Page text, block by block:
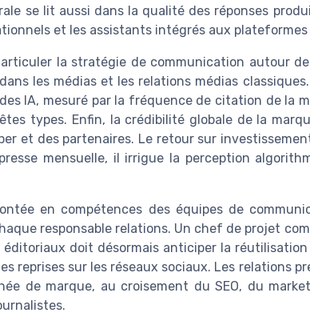
se lit aussi dans la qualité des réponses
et les assistants intégrés aux
la stratégie de communication autour
les médias et les relations médias
IA, mesuré par la fréquence de citation de la
types. Enfin, la crédibilité globale de la
et des partenaires. Le retour sur
mensuelle, il irrigue la perception
en compétences des équipes de
responsable relations. Un chef de projet
doit désormais anticiper la
reprises sur les réseaux sociaux. Les relations
de marque, au croisement du SEO, du